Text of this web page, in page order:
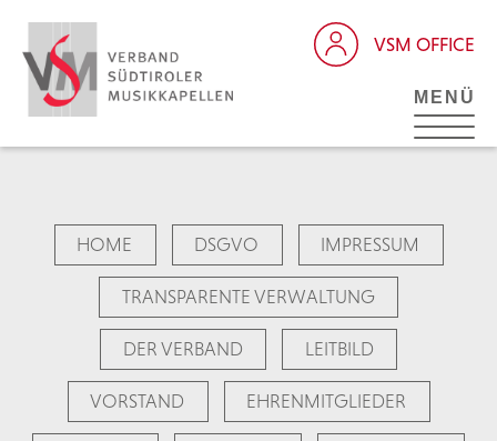
VSM OFFICE
MENÜ
HOME DSGVO IMPRESSUM
TRANSPARENTE VERWALTUNG
DER VERBAND LEITBILD
VORSTAND EHRENMITGLIEDER